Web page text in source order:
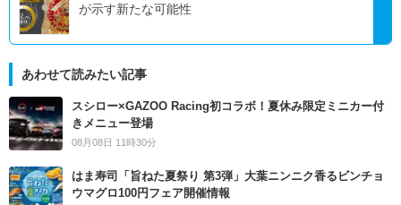
が示す新たな可能性
あわせて読みたい記事
スシロー×GAZOO Racing初コラボ！夏休み限定ミニカー付
きメニュー登場
08月08日 11時30分
はま寿司「旨ねた夏祭り 第3弾」大葉ニンニク香るビンチョ
ウマグロ100円フェア開催情報